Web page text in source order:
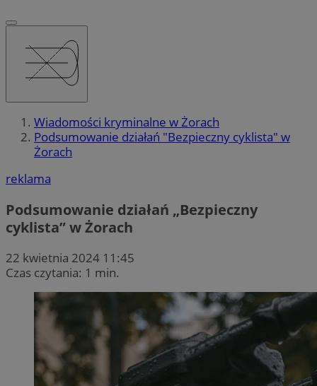
Wiadomości kryminalne w Żorach
Podsumowanie działań "Bezpieczny cyklista" w
Żorach
reklama
Podsumowanie działań „Bezpieczny
cyklista” w Żorach
22 kwietnia 2024 11:45
Czas czytania: 1 min.